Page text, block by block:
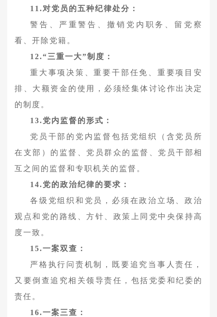
11.对党员的五种纪律处分：
警告、严重警告、撤销党内职务、留党察
看、开除党籍。
12.“三重一大”制度：
重大事项决策、重要干部任免、重要项目安
排、大额资金的使用，必须经集体讨论作出决定
的制度。
13.党内监督的形式：
党员干部的党内监督包括党组织（含党员所
在支部）的监督、党员群众的监督、党员干部相
互之间的监督和专职机关的监督。
14.党的政治纪律的要求：
各级党组织和党员，必须在政治立场、政治
观点和党的路线、方针、政策上同党中央保持高
度一致。
15.一案双查：
严格执行问责机制，既要追究当事人责任，
又要倒查追究相关领导责任，包括党委和纪委的
责任。
16.一案三查：